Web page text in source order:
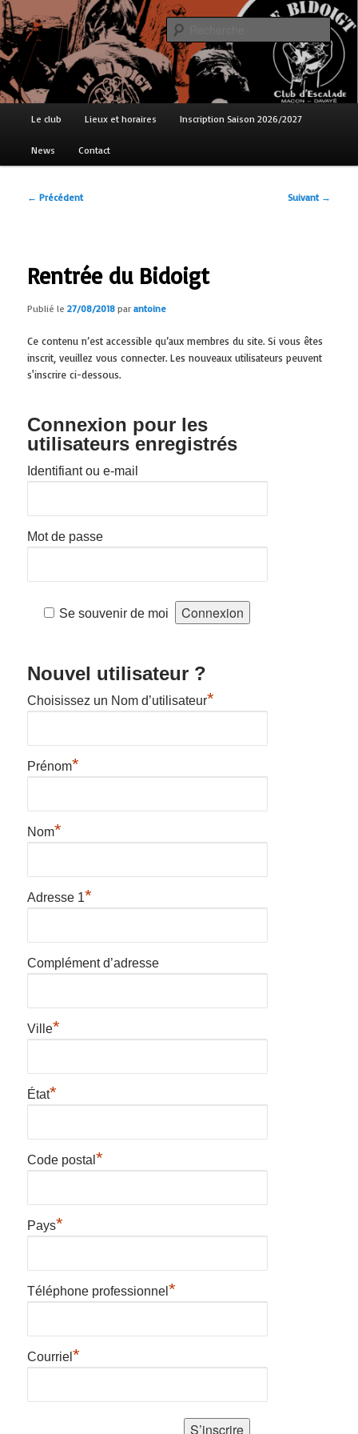
Aller
au
contenu
principalLe Bidoigt club d'escalade
Le club Lieux et horaires Inscription Saison 2026/2027
News Contact
Navigation
← Précédent Suivant →
Rentrée du Bidoigt
Publié le27/08/2018 parantoine
Ce contenu n’est accessible qu’aux membres du site. Si vous êtes
inscrit, veuillez vous connecter. Les nouveaux utilisateurs peuvent
s'inscrire ci-dessous.
Connexion pour les
utilisateurs enregistrés
Identifiant ou e-mail
Mot de passe
Se souvenir de moi
Nouvel utilisateur ?
Choisissez un Nom d’utilisateur*
Prénom*
Nom*
Adresse 1*
Complément d’adresse
Ville*
État*
Code postal*
Pays*
Téléphone professionnel*
Courriel*